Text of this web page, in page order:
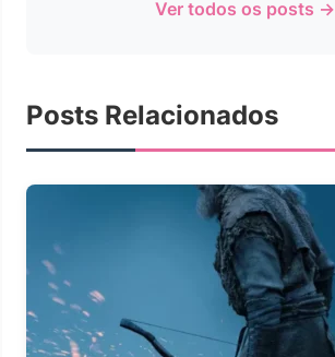
Ver todos os posts →
Posts Relacionados